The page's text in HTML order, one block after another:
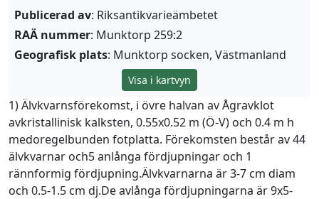
Publicerad av: Riksantikvarieämbetet
RAÄ nummer: Munktorp 259:2
Geografisk plats: Munktorp socken, Västmanland
Visa i kartvyn
1) Älvkvarnsförekomst, i övre halvan av Ågravklot
avkristallinisk kalksten, 0.55x0.52 m (Ö-V) och 0.4 m h
medoregelbunden fotplatta. Förekomsten består av 44
älvkvarnar och5 anlånga fördjupningar och 1
rännformig fördjupning.Älvkvarnarna är 3-7 cm diam
och 0.5-1.5 cm dj.De avlånga fördjupningarna är 9x5-